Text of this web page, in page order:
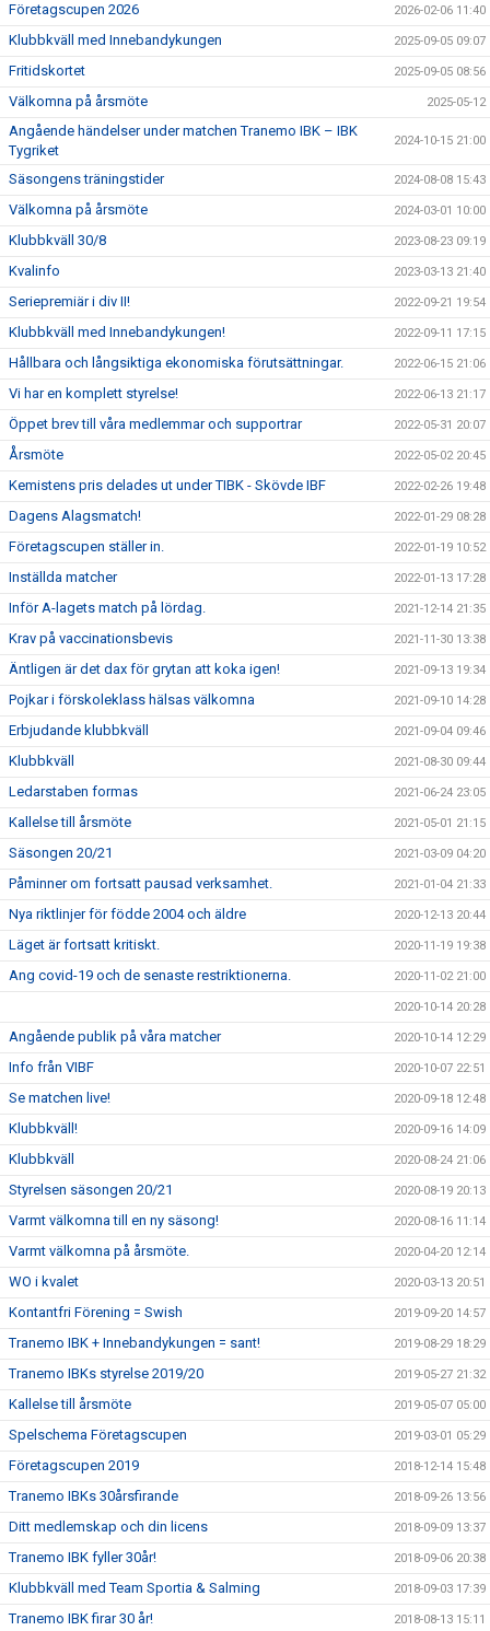
FÖRENINGSDOMARE
Företagscupen 2026 2026-02-06 11:40
Klubbkväll med Innebandykungen 2025-09-05 09:07
Fritidskortet 2025-09-05 08:56
Välkomna på årsmöte 2025-05-12
Angående händelser under matchen Tranemo IBK – IBK
Tygriket
2024-10-15 21:00
Säsongens träningstider 2024-08-08 15:43
Välkomna på årsmöte 2024-03-01 10:00
Klubbkväll 30/8 2023-08-23 09:19
Kvalinfo 2023-03-13 21:40
Seriepremiär i div II! 2022-09-21 19:54
Klubbkväll med Innebandykungen! 2022-09-11 17:15
Hållbara och långsiktiga ekonomiska förutsättningar. 2022-06-15 21:06
Vi har en komplett styrelse! 2022-06-13 21:17
Öppet brev till våra medlemmar och supportrar 2022-05-31 20:07
Årsmöte 2022-05-02 20:45
Kemistens pris delades ut under TIBK - Skövde IBF 2022-02-26 19:48
Dagens Alagsmatch! 2022-01-29 08:28
Företagscupen ställer in. 2022-01-19 10:52
Inställda matcher 2022-01-13 17:28
Inför A-lagets match på lördag. 2021-12-14 21:35
Krav på vaccinationsbevis 2021-11-30 13:38
Äntligen är det dax för grytan att koka igen! 2021-09-13 19:34
Pojkar i förskoleklass hälsas välkomna 2021-09-10 14:28
Erbjudande klubbkväll 2021-09-04 09:46
Klubbkväll 2021-08-30 09:44
Ledarstaben formas 2021-06-24 23:05
Kallelse till årsmöte 2021-05-01 21:15
Säsongen 20/21 2021-03-09 04:20
Påminner om fortsatt pausad verksamhet. 2021-01-04 21:33
Nya riktlinjer för födde 2004 och äldre 2020-12-13 20:44
Läget är fortsatt kritiskt. 2020-11-19 19:38
Ang covid-19 och de senaste restriktionerna. 2020-11-02 21:00
2020-10-14 20:28
Angående publik på våra matcher 2020-10-14 12:29
Info från VIBF 2020-10-07 22:51
Se matchen live! 2020-09-18 12:48
Klubbkväll! 2020-09-16 14:09
Klubbkväll 2020-08-24 21:06
Styrelsen säsongen 20/21 2020-08-19 20:13
Varmt välkomna till en ny säsong! 2020-08-16 11:14
Varmt välkomna på årsmöte. 2020-04-20 12:14
WO i kvalet 2020-03-13 20:51
Kontantfri Förening = Swish 2019-09-20 14:57
Tranemo IBK + Innebandykungen = sant! 2019-08-29 18:29
Tranemo IBKs styrelse 2019/20 2019-05-27 21:32
Kallelse till årsmöte 2019-05-07 05:00
Spelschema Företagscupen 2019-03-01 05:29
Företagscupen 2019 2018-12-14 15:48
Tranemo IBKs 30årsfirande 2018-09-26 13:56
Ditt medlemskap och din licens 2018-09-09 13:37
Tranemo IBK fyller 30år! 2018-09-06 20:38
Klubbkväll med Team Sportia & Salming 2018-09-03 17:39
Tranemo IBK firar 30 år! 2018-08-13 15:11